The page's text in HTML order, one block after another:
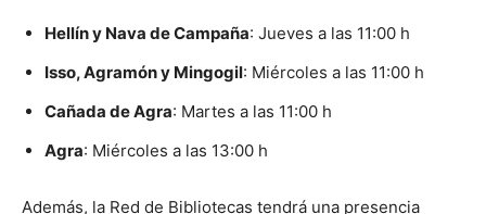
Hellín y Nava de Campaña: Jueves a las 11:00 h
Isso, Agramón y Mingogil: Miércoles a las 11:00 h
Cañada de Agra: Martes a las 11:00 h
Agra: Miércoles a las 13:00 h
Además, la Red de Bibliotecas tendrá una presencia